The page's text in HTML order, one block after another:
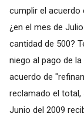
cumplir el acuerdo
¿en el mes de
cantidad de 500?
niego al pago de
acuerdo de
reclamado el total,
Junio del 2009